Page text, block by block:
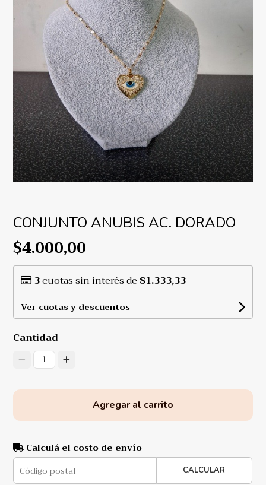
CONJUNTO ANUBIS AC. DORADO
$4.000,00
3cuotas sin interés de $1.333,33
Ver cuotas y descuentos
Cantidad
1
Agregar al carrito
Calculá el costo de envío
CALCULAR